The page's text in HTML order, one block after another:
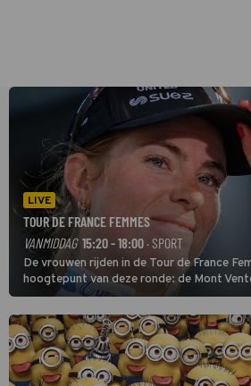
LIVE
TOUR DE FRANCE FEMMES
VANMIDDAG 15:20 - 18:00 · SPORT
De vrouwen rijden in de Tour de France
hoogtepunt van deze ronde: de Mont
finishten de vrouwen voor deze koers op
buitencategorie. De aanloop naar de